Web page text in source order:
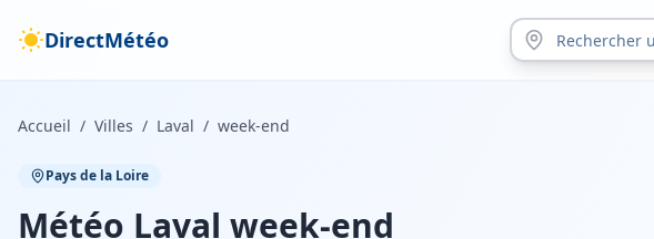
DirectMétéo
Accueil / Villes / Laval / week-end
Pays de la Loire
Météo Laval week-end